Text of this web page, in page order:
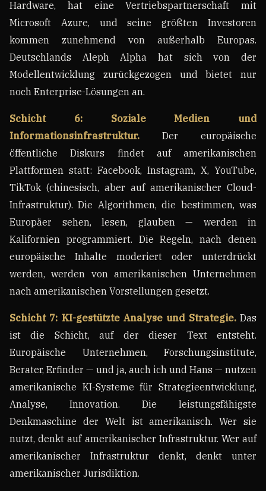
Hardware, hat eine Vertriebspartnerschaft mit
Microsoft Azure, und seine größten Investoren
kommen zunehmend von außerhalb Europas.
Deutschlands Aleph Alpha hat sich von der
Modellentwicklung zurückgezogen und bietet nur
noch Enterprise-Lösungen an.
Schicht 6: Soziale Medien und
Informationsinfrastruktur. Der europäische
öffentliche Diskurs findet auf amerikanischen
Plattformen statt: Facebook, Instagram, X, YouTube,
TikTok (chinesisch, aber auf amerikanischer Cloud-
Infrastruktur). Die Algorithmen, die bestimmen, was
Europäer sehen, lesen, glauben — werden in
Kalifornien programmiert. Die Regeln, nach denen
europäische Inhalte moderiert oder unterdrückt
werden, werden von amerikanischen Unternehmen
nach amerikanischen Vorstellungen gesetzt.
Schicht 7: KI-gestützte Analyse und Strategie.Das
ist die Schicht, auf der dieser Text entsteht.
Europäische Unternehmen, Forschungsinstitute,
Berater, Erfinder — und ja, auch ich und Hans — nutzen
amerikanische KI-Systeme für Strategieentwicklung,
Analyse, Innovation. Die leistungsfähigste
Denkmaschine der Welt ist amerikanisch. Wer sie
nutzt, denkt auf amerikanischer Infrastruktur. Wer auf
amerikanischer Infrastruktur denkt, denkt unter
amerikanischer Jurisdiktion.